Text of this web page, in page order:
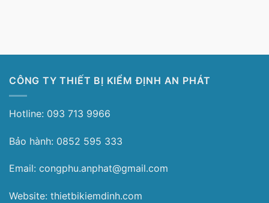
CÔNG TY THIẾT BỊ KIỂM ĐỊNH AN PHÁT
Hotline: 093 713 9966
Bảo hành: 0852 595 333
Email: congphu.anphat@gmail.com
Website: thietbikiemdinh.com